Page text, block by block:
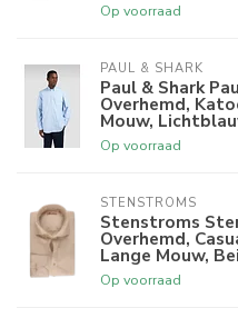
Op voorraad
PAUL & SHARK
Paul & Shark
Overhemd,
Mouw,
Op voorraad
STENSTROMS
Stenstroms
Overhemd,
Lange Mouw,
Op voorraad